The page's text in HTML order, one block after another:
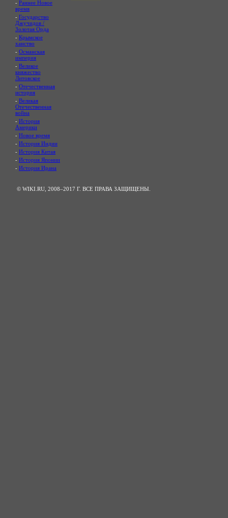
- Раннее Новое
время
- Государство
Джучидов /
Золотая Орда
- Крымское
ханство
- Османская
империя
- Великое
княжество
Литовское
- Отечественная
история
- Великая
Отечественная
война
- История
Америки
- Новое время
- История Индии
- История Китая
- История Японии
- История Ирана
© WIKI.RU, 2008–2017 Г. ВСЕ ПРАВА ЗАЩИЩЕНЫ.